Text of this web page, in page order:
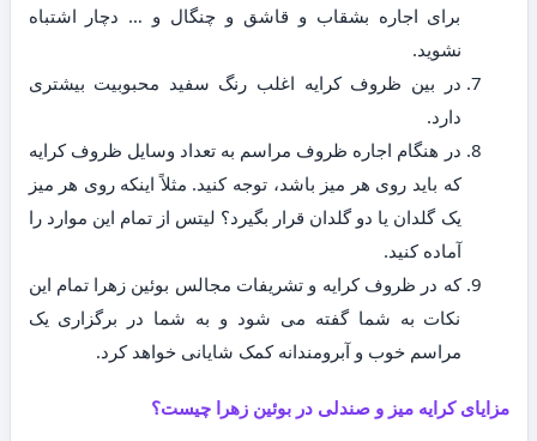
برای اجاره بشقاب و قاشق و چنگال و … دچار اشتباه
نشوید.
در بین ظروف کرایه اغلب رنگ سفید محبوبیت بیشتری
دارد.
در هنگام اجاره ظروف مراسم به تعداد وسایل ظروف کرایه
که باید روی هر میز باشد، توجه کنید. مثلاً اینکه روی هر میز
یک گلدان یا دو گلدان قرار بگیرد؟ لیتس از تمام این موارد را
آماده کنید.
که در ظروف کرایه و تشریفات مجالس بوئین زهرا تمام این
نکات به شما گفته می شود و به شما در برگزاری یک
مراسم خوب و آبرومندانه کمک شایانی خواهد کرد.
مزایای کرایه میز و صندلی در بوئین زهرا چیست؟